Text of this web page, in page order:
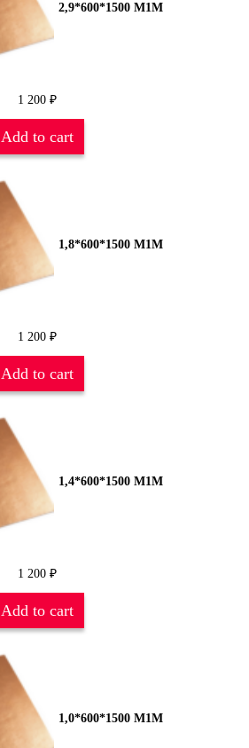
2,9*600*1500 М1М
1 200 ₽
Add to cart
1,8*600*1500 М1М
1 200 ₽
Add to cart
1,4*600*1500 М1М
1 200 ₽
Add to cart
1,0*600*1500 М1М